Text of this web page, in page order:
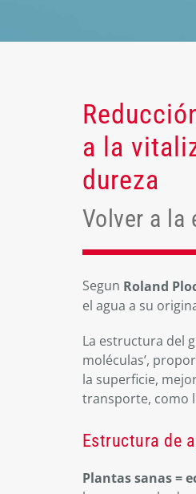
a la
dureza
Volver a la
Segun Roland
el agua a su
La estructura del
moléculas’,
la superficie,
transporte, como
Estructura de
Plantas sanas =